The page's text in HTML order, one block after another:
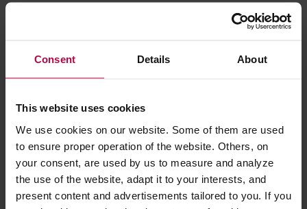
Consent Details About
This website uses cookies
We use cookies on our website. Some of them are used
to ensure proper operation of the website. Others, on
your consent, are used by us to measure and analyze
the use of the website, adapt it to your interests, and
present content and advertisements tailored to you. If you
Aga Bukowska
Dziennikarka, fotografka, specjalistka od branży
specialty. Autorka książek COFFEE SPOTS
Polska i LESS WASTE Polska, inicjatorka
projektu wydawniczego Przebłysk. Miłośniczka
dobrego jedzenia i pięknych zdjęć, uzależniona